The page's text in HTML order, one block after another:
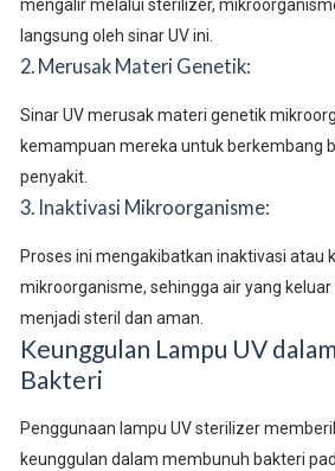
mengalir melalui sterilizer,
langsung oleh sinar UV ini.
2. Merusak Materi Genetik:
Sinar UV merusak materi genetik
kemampuan mereka untuk berkembang
penyakit.
3. Inaktivasi Mikroorganisme:
Proses ini mengakibatkan inaktivasi atau
mikroorganisme, sehingga air yang
menjadi steril dan aman.
Keunggulan Lampu UV
Bakteri
Penggunaan lampu UV sterilizer
keunggulan dalam membunuh bakteri